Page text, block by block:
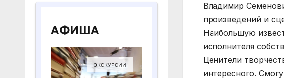
Владимир
произведений и
Наибольшую
исполнителя
Ценители
интересного.